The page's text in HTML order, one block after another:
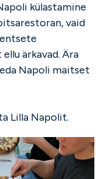
külastamine
vaid
ärkavad. Ära
Napoli maitset
Lilla Napolit.